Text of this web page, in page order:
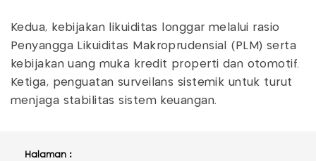
Kedua, kebijakan likuiditas longgar melalui rasio
Penyangga Likuiditas Makroprudensial (PLM) serta
kebijakan uang muka kredit properti dan otomotif.
Ketiga, penguatan surveilans sistemik untuk turut
menjaga stabilitas sistem keuangan.
Halaman :